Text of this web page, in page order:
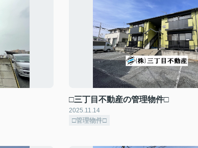
□三丁目不動産の管理物件□
2025.11.14
□管理物件□